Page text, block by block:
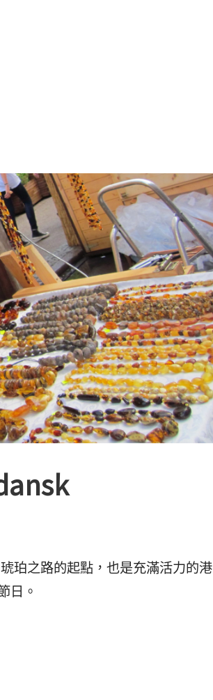
珀之路的起點，也是充滿活力的港
日。